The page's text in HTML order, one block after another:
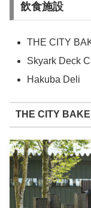
飲食施設
THE CITY
Skyark Deck
Hakuba Deli
THE CITY